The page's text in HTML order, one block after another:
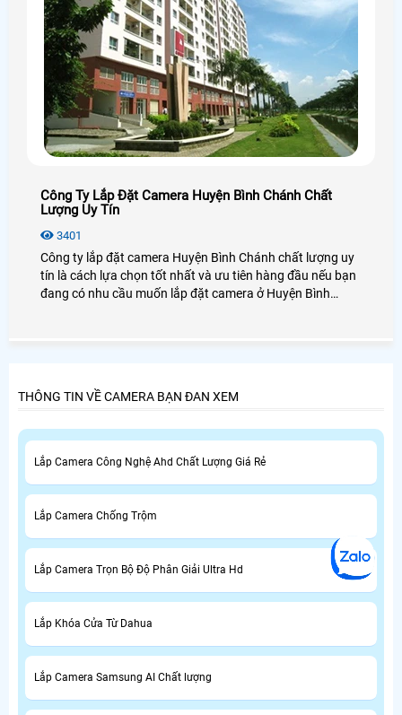
Công Ty Lắp Đặt Camera Huyện Bình Chánh Chất
Lượng Uy Tín
3401
Công ty lắp đặt camera Huyện Bình Chánh chất lượng uy
tín là cách lựa chọn tốt nhất và ưu tiên hàng đầu nếu bạn
đang có nhu cầu muốn lắp đặt camera ở Huyện Bình
THÔNG TIN VỀ CAMERA BẠN ĐAN XEM
Lắp Camera Công Nghệ Ahd Chất Lượng Giá Rẻ
Lắp Camera Chống Trộm
Lắp Camera Trọn Bộ Độ Phân Giải Ultra Hd
Lắp Khóa Cửa Từ Dahua
Lắp Camera Samsung AI Chất lượng